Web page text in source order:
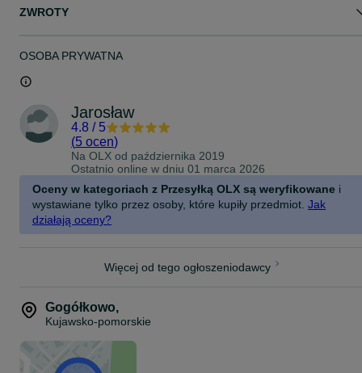
ZWROTY
OSOBA PRYWATNA
Jarosław
4.8 / 5
(5 ocen)
Na OLX od października 2019
Ostatnio online w dniu 01 marca 2026
Oceny w kategoriach z Przesyłką OLX są weryfikowane i
wystawiane tylko przez osoby, które kupiły przedmiot. Jak
działają oceny?
Więcej od tego ogłoszeniodawcy
Gogółkowo,
Kujawsko-pomorskie